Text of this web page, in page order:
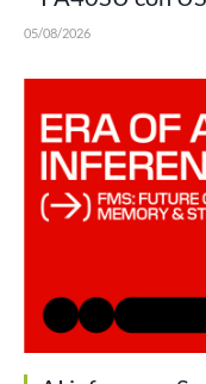
05/08/2026